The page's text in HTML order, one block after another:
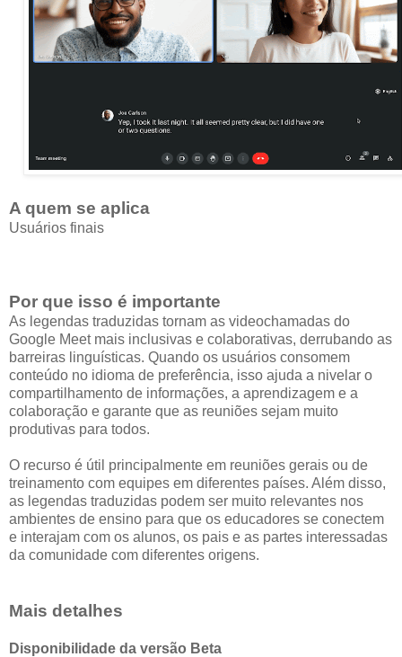
A quem se aplica
Usuários finais
Por que isso é importante
As legendas traduzidas tornam as videochamadas do
Google Meet mais inclusivas e colaborativas, derrubando as
barreiras linguísticas. Quando os usuários consomem
conteúdo no idioma de preferência, isso ajuda a nivelar o
compartilhamento de informações, a aprendizagem e a
colaboração e garante que as reuniões sejam muito
produtivas para todos.
O recurso é útil principalmente em reuniões gerais ou de
treinamento com equipes em diferentes países. Além disso,
as legendas traduzidas podem ser muito relevantes nos
ambientes de ensino para que os educadores se conectem
e interajam com os alunos, os pais e as partes interessadas
da comunidade com diferentes origens.
Mais detalhes
Disponibilidade da versão Beta